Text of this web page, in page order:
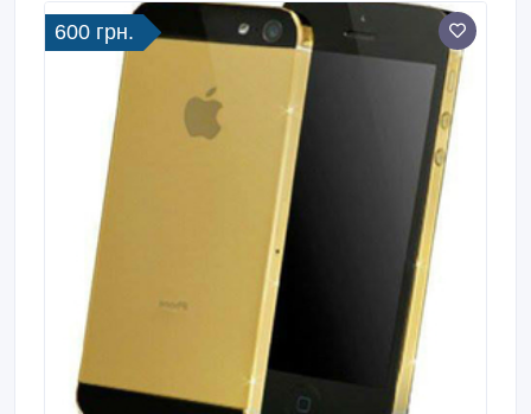
Product Range 24/7 Online Support Fast Shipping
Guaranteed Safety and Security Assured No Extra
Charges e.
600 грн.